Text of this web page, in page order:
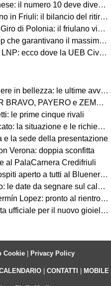
diventare anche leader e trascinatore
il bilancio del ritiro di Lienz
il friulano vince in volata
ma lo stesso discorso vale per Mancini e Ranieri”
la UEB Cividale difenderà il titolo
bellezza: le ultime avversarie
è la triplice cessione direzione Londra
le prime cinque rivali
e le richieste dell'allenatore
e la sede della presentazione
Verona: doppia sconfitta
al PalaCarnera Credifriuli
a tutti al Bluenergy Stadium
da segnare sul calendario
pronto al rientro contro i bianconeri
per il nuovo gioiello uruguaiano
Cookie| Privacy Policy
| CONTATTI MOBILE|